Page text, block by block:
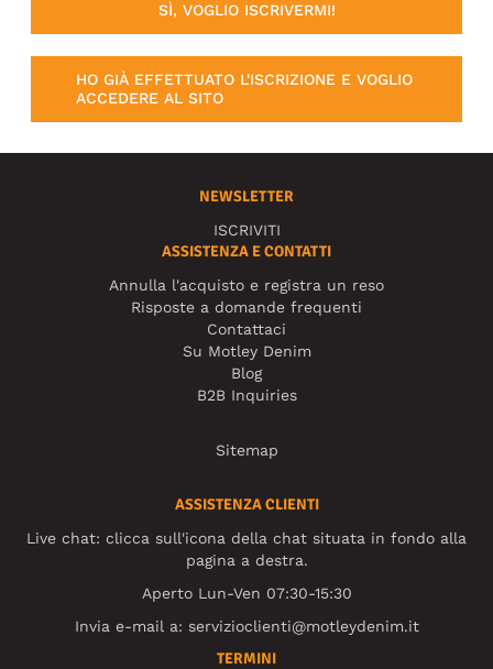
SÌ, VOGLIO ISCRIVERMI!
HO GIÀ EFFETTUATO L'ISCRIZIONE E VOGLIO
ACCEDERE AL SITO
NEWSLETTER
ISCRIVITI
ASSISTENZA E CONTATTI
Annulla l'acquisto e registra un reso
Risposte a domande frequenti
Contattaci
Su Motley Denim
Blog
B2B Inquiries
Sitemap
ASSISTENZA CLIENTI
Live chat: clicca sull'icona della chat situata in fondo alla
pagina a destra.
Aperto Lun-Ven 07:30-15:30
Invia e-mail a: servizioclienti@motleydenim.it
TERMINI